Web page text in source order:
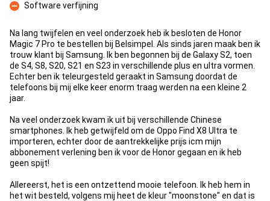
Con
Software verfijning
Na lang twijfelen en veel onderzoek heb ik besloten de Honor
Magic 7 Pro te bestellen bij Belsimpel. Als sinds jaren maak ben ik
trouw klant bij Samsung. Ik ben begonnen bij de Galaxy S2, toen
de S4, S8, S20, S21 en S23 in verschillende plus en ultra vormen.
Echter ben ik teleurgesteld geraakt in Samsung doordat de
telefoons bij mij elke keer enorm traag werden na een kleine 2
jaar.
Na veel onderzoek kwam ik uit bij verschillende Chinese
smartphones. Ik heb getwijfeld om de Oppo Find X8 Ultra te
importeren, echter door de aantrekkelijke prijs icm mijn
abbonement verlening ben ik voor de Honor gegaan en ik heb
geen spijt!
Allereerst, het is een ontzettend mooie telefoon. Ik heb hem in
het wit besteld, volgens mij heet de kleur "moonstone" en dat is